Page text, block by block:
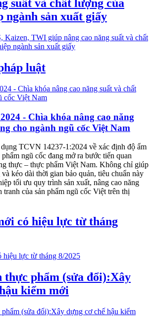
suất và chất lượng của
ngành sản xuất giấy
luật
- Chìa khóa nâng cao năng
cho ngành ngũ cốc Việt Nam
TCVN 14237-1:2024 về xác định độ ẩm
ngũ cốc đang mở ra bước tiến quan
thực – thực phẩm Việt Nam. Không chỉ giúp
kéo dài thời gian bảo quản, tiêu chuẩn này
tối ưu quy trình sản xuất, nâng cao năng
tranh của sản phẩm ngũ cốc Việt trên thị
có hiệu lực từ tháng
thực phẩm (sửa đổi):Xây
kiểm mới